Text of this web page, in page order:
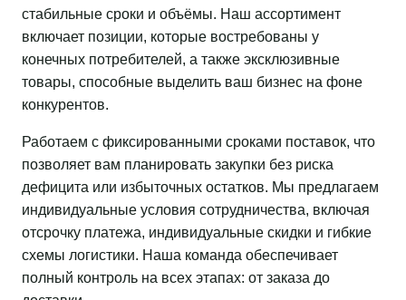
стабильные сроки и объёмы. Наш ассортимент
включает позиции, которые востребованы у
конечных потребителей, а также эксклюзивные
товары, способные выделить ваш бизнес на фоне
конкурентов.
Работаем с фиксированными сроками поставок, что
позволяет вам планировать закупки без риска
дефицита или избыточных остатков. Мы предлагаем
индивидуальные условия сотрудничества, включая
отсрочку платежа, индивидуальные скидки и гибкие
схемы логистики. Наша команда обеспечивает
полный контроль на всех этапах: от заказа до